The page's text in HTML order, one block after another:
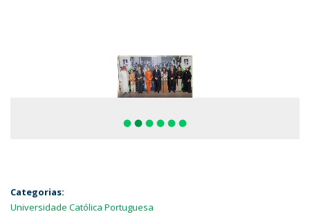
fiber_manual_record fiber_manual_record fiber_manual_record fiber_manual_record fiber_manual_record fiber_manual_record
Categorias:
Universidade Católica Portuguesa